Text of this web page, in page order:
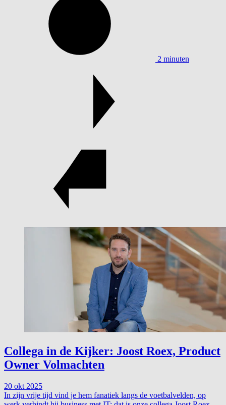
2 minuten
Collega in de Kijker: Joost Roex, Product
Owner Volmachten
20 okt 2025
In zijn vrije tijd vind je hem fanatiek langs de voetbalvelden, op